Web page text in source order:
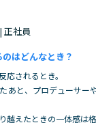
正社員
はどんなとき？
されるとき。
あと、プロデューサ
越えたときの一体感は格